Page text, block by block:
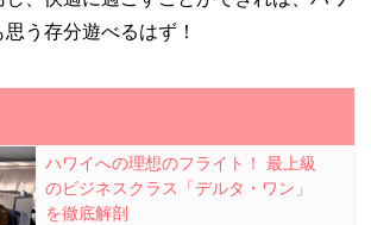
う存分遊べるはず！
ハワイへの理想のフライト！ 最上級
のビジネスクラス「デルタ・ワン」
を徹底解剖